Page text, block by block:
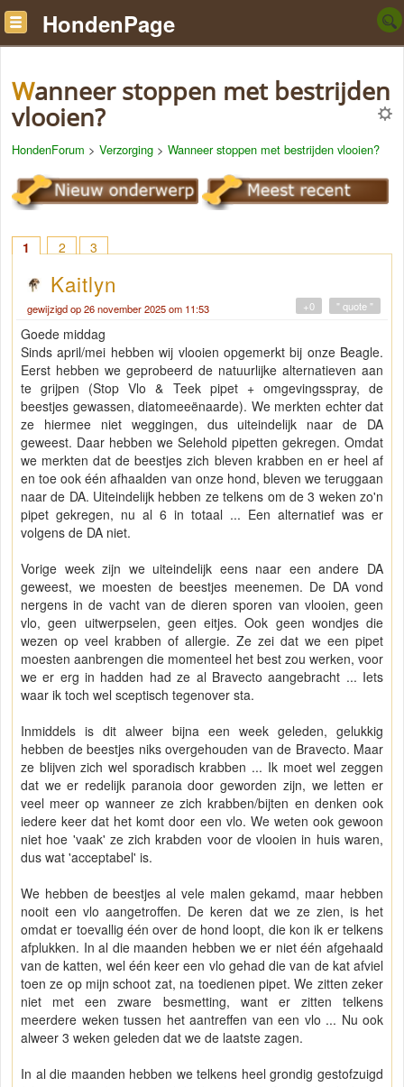
HondenPage
Wanneer stoppen met bestrijden
vlooien?
HondenForum > Verzorging > Wanneer stoppen met bestrijden vlooien?
1 2 3
Kaitlyn
gewijzigd op 26 november 2025 om 11:53 " quote "
+0
Goede middag
Sinds april/mei hebben wij vlooien opgemerkt bij onze Beagle.
Eerst hebben we geprobeerd de natuurlijke alternatieven aan
te grijpen (Stop Vlo & Teek pipet + omgevingsspray, de
beestjes gewassen, diatomeeënaarde). We merkten echter dat
ze hiermee niet weggingen, dus uiteindelijk naar de DA
geweest. Daar hebben we Selehold pipetten gekregen. Omdat
we merkten dat de beestjes zich bleven krabben en er heel af
en toe ook één afhaalden van onze hond, bleven we teruggaan
naar de DA. Uiteindelijk hebben ze telkens om de 3 weken zo'n
pipet gekregen, nu al 6 in totaal ... Een alternatief was er
volgens de DA niet.
Vorige week zijn we uiteindelijk eens naar een andere DA
geweest, we moesten de beestjes meenemen. De DA vond
nergens in de vacht van de dieren sporen van vlooien, geen
vlo, geen uitwerpselen, geen eitjes. Ook geen wondjes die
wezen op veel krabben of allergie. Ze zei dat we een pipet
moesten aanbrengen die momenteel het best zou werken, voor
we er erg in hadden had ze al Bravecto aangebracht ... Iets
waar ik toch wel sceptisch tegenover sta.
Inmiddels is dit alweer bijna een week geleden, gelukkig
hebben de beestjes niks overgehouden van de Bravecto. Maar
ze blijven zich wel sporadisch krabben ... Ik moet wel zeggen
dat we er redelijk paranoia door geworden zijn, we letten er
veel meer op wanneer ze zich krabben/bijten en denken ook
iedere keer dat het komt door een vlo. We weten ook gewoon
niet hoe 'vaak' ze zich krabden voor de vlooien in huis waren,
dus wat 'acceptabel' is.
We hebben de beestjes al vele malen gekamd, maar hebben
nooit een vlo aangetroffen. De keren dat we ze zien, is het
omdat er toevallig één over de hond loopt, die kon ik er telkens
afplukken. In al die maanden hebben we er niet één afgehaald
van de katten, wel één keer een vlo gehad die van de kat afviel
toen ze op mijn schoot zat, na toedienen pipet. We zitten zeker
niet met een zware besmetting, want er zitten telkens
meerdere weken tussen het aantreffen van een vlo ... Nu ook
alweer 3 weken geleden dat we de laatste zagen.
In al die maanden hebben we telkens heel grondig gestofzuigd